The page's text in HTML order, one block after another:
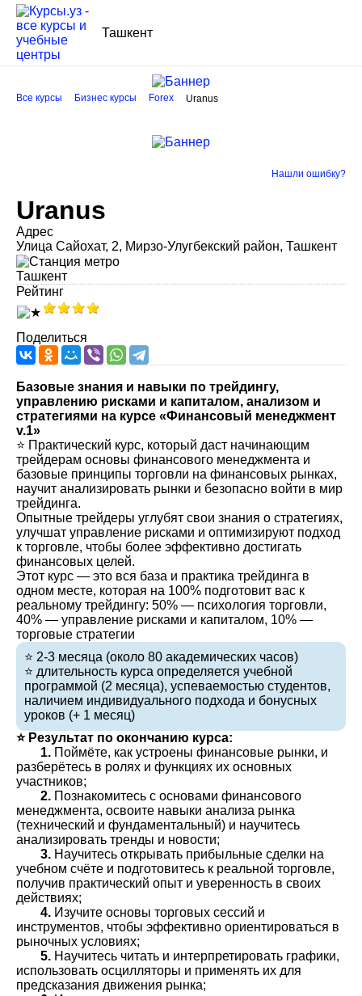
Ташкент
Все курсы Бизнес курсы Forex Uranus
Нашли ошибку?
Uranus
Адрес
Улица Сайохат, 2, Мирзо-Улугбекский район, Ташкент
Ташкент
Рейтинг
Поделиться
Базовые знания и навыки по трейдингу,
управлению рисками и капиталом, анализом и
стратегиями на курсе «Финансовый менеджмент
v.1»
⭐️ Практический курс, который даст начинающим
трейдерам основы финансового менеджмента и
базовые принципы торговли на финансовых рынках,
научит анализировать рынки и безопасно войти в мир
трейдинга.
Опытные трейдеры углубят свои знания о стратегиях,
улучшат управление рисками и оптимизируют подход
к торговле, чтобы более эффективно достигать
финансовых целей.
Этот курс — это вся база и практика трейдинга в
одном месте, которая на 100% подготовит вас к
реальному трейдингу: 50% — психология торговли,
40% — управление рисками и капиталом, 10% —
торговые стратегии
⭐️ 2-3 месяца (около 80 академических часов)
⭐️ длительность курса определяется учебной
программой (2 месяца), успеваемостью студентов,
наличием индивидуального подхода и бонусных
уроков (+ 1 месяц)
⭐️ Результат по окончанию курса:
1. Поймёте, как устроены финансовые рынки, и
разберётесь в ролях и функциях их основных
участников;
2. Познакомитесь с основами финансового
менеджмента, освоите навыки анализа рынка
(технический и фундаментальный) и научитесь
анализировать тренды и новости;
3. Научитесь открывать прибыльные сделки на
учебном счёте и подготовитесь к реальной торговле,
получив практический опыт и уверенность в своих
действиях;
4. Изучите основы торговых сессий и
инструментов, чтобы эффективно ориентироваться в
рыночных условиях;
5. Научитесь читать и интерпретировать графики,
использовать осцилляторы и применять их для
предсказания движения рынка;